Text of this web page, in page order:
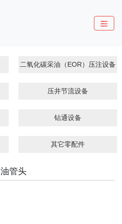
二氧化碳采油（EOR）压注设备
压井节流设备
钻通设备
其它零配件
油管头